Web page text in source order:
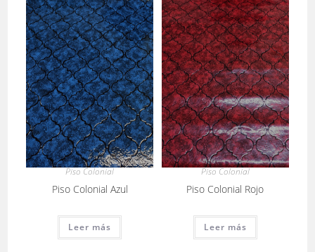
Piso Colonial
Piso Colonial Azul
Leer más
Piso Colonial
Piso Colonial Rojo
Leer más